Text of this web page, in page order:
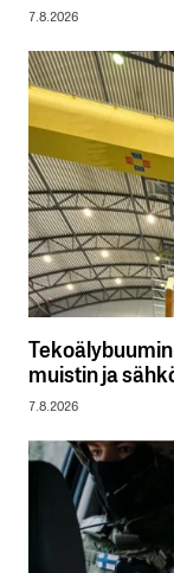
7.8.2026
muistin ja
7.8.2026